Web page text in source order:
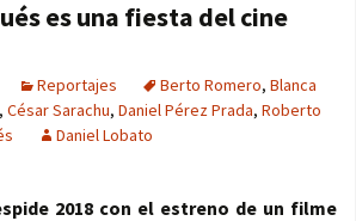
es una fiesta del cine
Reportajes Berto Romero, Blanca
, César Sarachu, Daniel Pérez Prada, Roberto
Daniel Lobato
2018 con el estreno de un filme